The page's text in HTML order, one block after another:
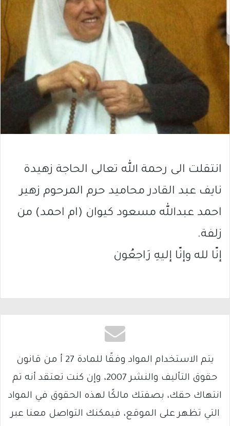
انتقلت الى رحمة الله تعالى الحاجة زهيدة
نايف عبد القادر محاميد حرم المرحوم زهير
احمد عبدالله مسعود كيوان (ام احمد) من
زلفة.
إنّا لله وإنّا إليهِ رَاجعُون
يتم الاستخدام المواد وفقًا للمادة 27 أ من قانون
حقوق التأليف والنشر 2007، وإن كنت تعتقد أنه تم
انتهاك حقك، بصفتك مالكًا لهذه الحقوق في المواد
التي تظهر على الموقع، فيمكنك التواصل معنا عبر